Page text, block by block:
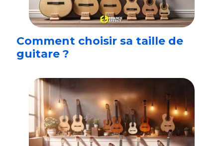
Comment choisir sa taille de
guitare ?